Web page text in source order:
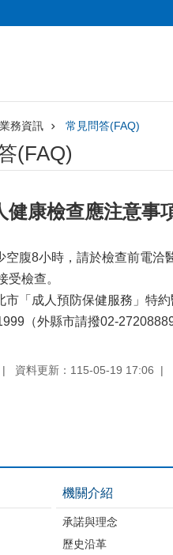
業務資訊 常見問答(FAQ)
(FAQ)
健康檢查應注意事
空腹8小時，請於檢查前電
受檢查。
市「成人預防保健服務」特
（外縣市請撥02-
資料更新：115-05-19 17:06
機關介紹
承諾與理念
歷史沿革